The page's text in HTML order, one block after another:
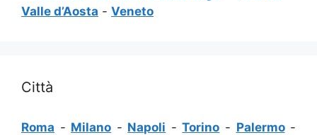
Valle d’Aosta - Veneto
Città
Roma - Milano - Napoli -Torino - Palermo-